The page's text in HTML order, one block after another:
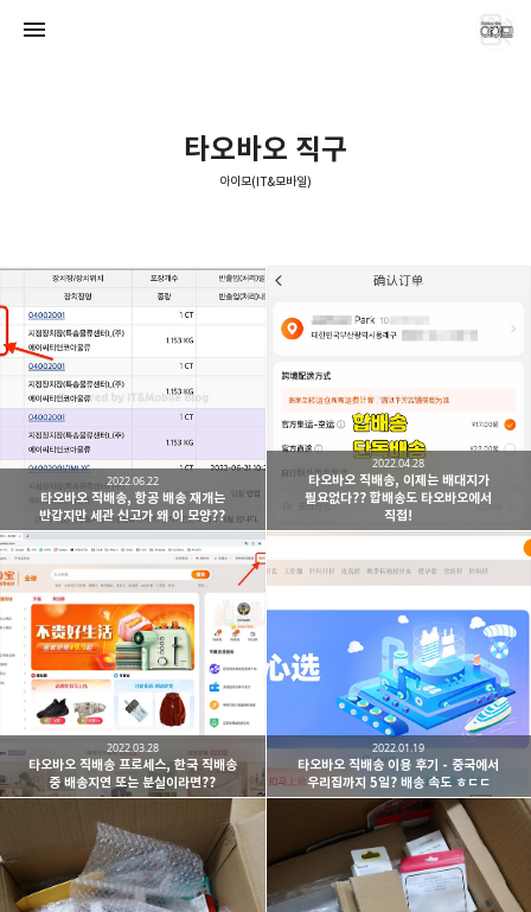
타오바오 직구
아이모(IT&모바일)
타오바오 직배송, 항공 배송 재개는
반갑지만 세관 신고가 왜 이 모양??
2022.06.22
타오바오 직배송, 이제는 배대지가
필요없다?? 합배송도 타오바오에서
직접!
2022.04.28
타오바오 직배송 프로세스, 한국 직배송
중 배송지연 또는 분실이라면??
2022.03.28
타오바오 직배송 이용 후기 - 중국에서
우리집까지 5일? 배송 속도 ㅎㄷㄷ
2022.01.19
아이모(IT&모바일)